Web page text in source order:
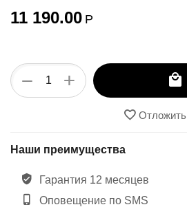
11 190.00 Р
+
−
Отложить
Наши преимущества
Гарантия 12 месяцев
Оповещение по SMS